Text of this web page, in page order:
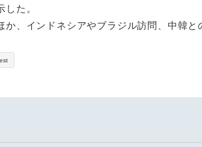
た。
、インドネシアやブラジル訪問、中韓と